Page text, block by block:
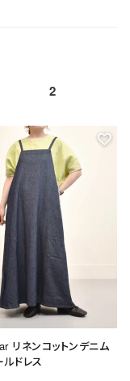
2
リネンコットンデニム
ルドレス